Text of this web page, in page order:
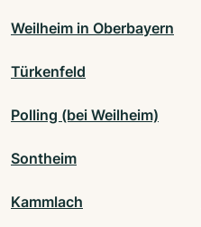
Weilheim in Oberbayern
Türkenfeld
Polling (bei Weilheim)
Sontheim
Kammlach